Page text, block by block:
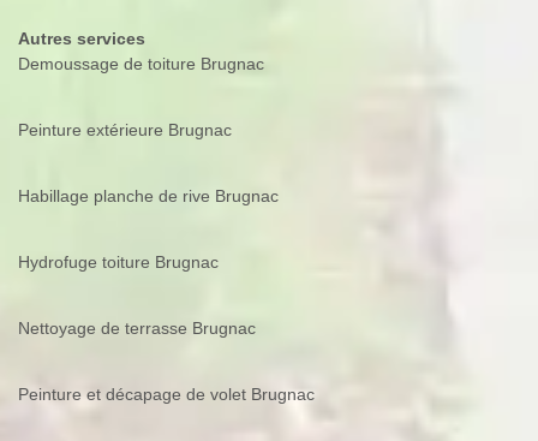
Autres services
Demoussage de toiture Brugnac
Peinture extérieure Brugnac
Habillage planche de rive Brugnac
Hydrofuge toiture Brugnac
Nettoyage de terrasse Brugnac
Peinture et décapage de volet Brugnac